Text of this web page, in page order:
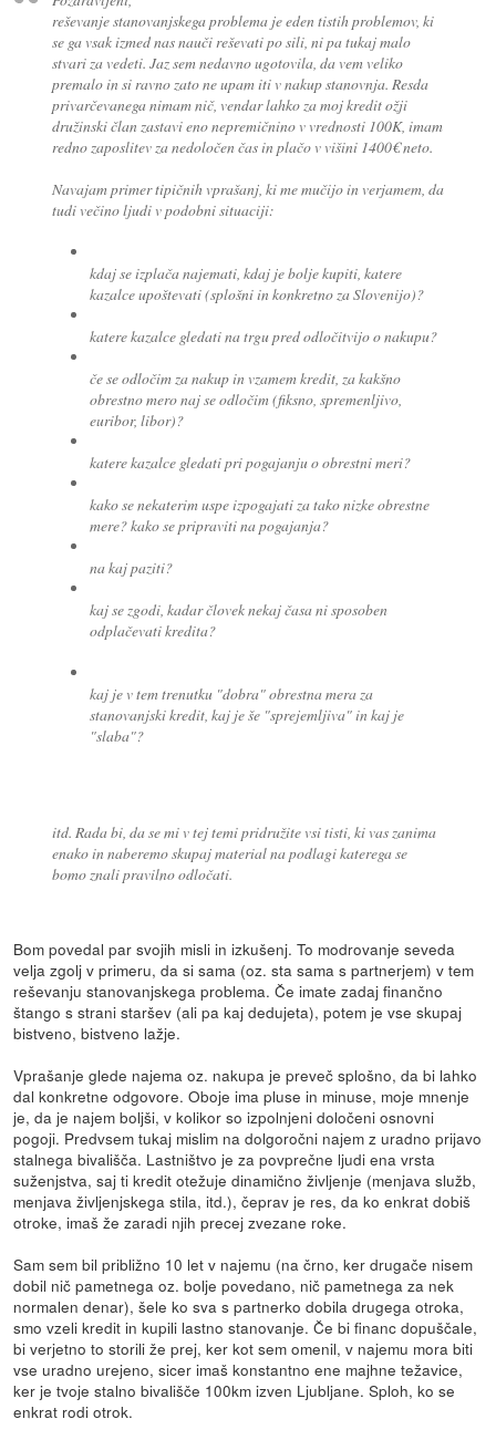
reševanje stanovanjskega problema je eden tistih problemov, ki
se ga vsak izmed nas nauči reševati po sili, ni pa tukaj malo
stvari za vedeti. Jaz sem nedavno ugotovila, da vem veliko
premalo in si ravno zato ne upam iti v nakup stanovnja. Resda
privarčevanega nimam nič, vendar lahko za moj kredit ožji
družinski član zastavi eno nepremičnino v vrednosti 100K, imam
redno zaposlitev za nedoločen čas in plačo v višini 1400€ neto.
Navajam primer tipičnih vprašanj, ki me mučijo in verjamem, da
tudi večino ljudi v podobni situaciji:
kdaj se izplača najemati, kdaj je bolje kupiti, katere
kazalce upoštevati (splošni in konkretno za Slovenijo)?
katere kazalce gledati na trgu pred odločitvijo o nakupu?
če se odločim za nakup in vzamem kredit, za kakšno
obrestno mero naj se odločim (fiksno, spremenljivo,
euribor, libor)?
katere kazalce gledati pri pogajanju o obrestni meri?
kako se nekaterim uspe izpogajati za tako nizke obrestne
mere? kako se pripraviti na pogajanja?
na kaj paziti?
kaj se zgodi, kadar človek nekaj časa ni sposoben
odplačevati kredita?
kaj je v tem trenutku "dobra" obrestna mera za
stanovanjski kredit, kaj je še "sprejemljiva" in kaj je
"slaba"?
itd. Rada bi, da se mi v tej temi pridružite vsi tisti, ki vas zanima
enako in naberemo skupaj material na podlagi katerega se
bomo znali pravilno odločati.
Bom povedal par svojih misli in izkušenj. To modrovanje seveda
velja zgolj v primeru, da si sama (oz. sta sama s partnerjem) v tem
reševanju stanovanjskega problema. Če imate zadaj finančno
štango s strani staršev (ali pa kaj dedujeta), potem je vse skupaj
bistveno, bistveno lažje.
Vprašanje glede najema oz. nakupa je preveč splošno, da bi lahko
dal konkretne odgovore. Oboje ima pluse in minuse, moje mnenje
je, da je najem boljši, v kolikor so izpolnjeni določeni osnovni
pogoji. Predvsem tukaj mislim na dolgoročni najem z uradno prijavo
stalnega bivališča. Lastništvo je za povprečne ljudi ena vrsta
suženjstva, saj ti kredit otežuje dinamično življenje (menjava služb,
menjava življenjskega stila, itd.), čeprav je res, da ko enkrat dobiš
otroke, imaš že zaradi njih precej zvezane roke.
Sam sem bil približno 10 let v najemu (na črno, ker drugače nisem
dobil nič pametnega oz. bolje povedano, nič pametnega za nek
normalen denar), šele ko sva s partnerko dobila drugega otroka,
smo vzeli kredit in kupili lastno stanovanje. Če bi financ dopuščale,
bi verjetno to storili že prej, ker kot sem omenil, v najemu mora biti
vse uradno urejeno, sicer imaš konstantno ene majhne težavice,
ker je tvoje stalno bivališče 100km izven Ljubljane. Sploh, ko se
enkrat rodi otrok.